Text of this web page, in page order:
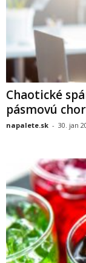
Chaotické
pásmovú
napalete.sk - 30. jan